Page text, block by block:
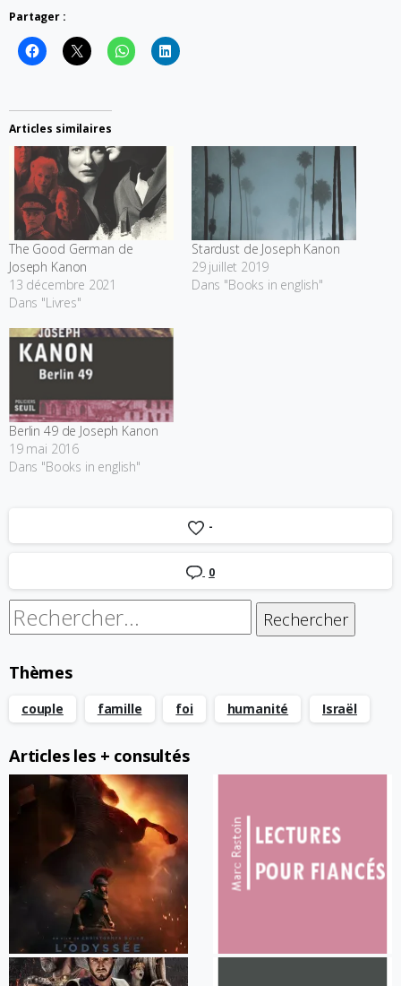
Partager :
Articles similaires
The Good German de
Joseph Kanon
13 décembre 2021
Dans "Livres"
Stardust de Joseph Kanon
29 juillet 2019
Dans "Books in english"
Berlin 49 de Joseph Kanon
19 mai 2016
Dans "Books in english"
-
0
Rechercher :
Thèmes
couple famille foi humanité Israël
Articles les + consultés